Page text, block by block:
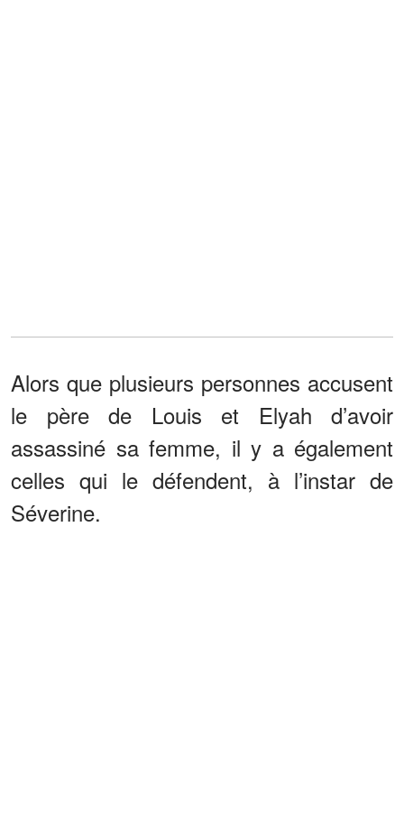
Alors que plusieurs personnes accusent
le père de Louis et Elyah d’avoir
assassiné sa femme, il y a également
celles qui le défendent, à l’instar de
Séverine.